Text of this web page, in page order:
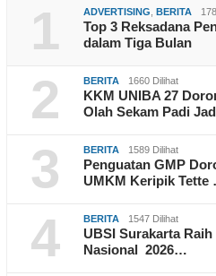
1 ADVERTISING BERITA
Top 3 Reksadana
dalam Tiga Bulan
2 BERITA 1660 Dilihat
KKM UNIBA 27
Olah Sekam Padi
3 BERITA 1589 Dilihat
Penguatan GMP
UMKM Keripik Tette
4 BERITA 1547 Dilihat
UBSI Surakarta
Nasional 2026…